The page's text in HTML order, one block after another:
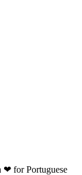
❤ for Portuguese